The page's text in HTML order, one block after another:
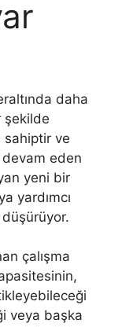
daha
şekilde
sahiptir ve
eden
yeni bir
yardımcı
çalışma
veya başka